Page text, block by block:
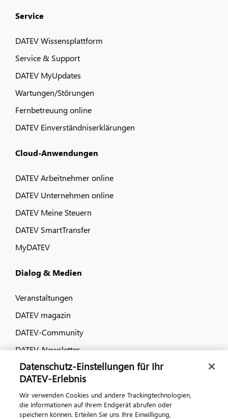
Service
DATEV Wissensplattform
Service & Support
DATEV MyUpdates
Wartungen/Störungen
Fernbetreuung online
DATEV Einverständniserklärungen
Cloud-Anwendungen
DATEV Arbeitnehmer online
DATEV Unternehmen online
DATEV Meine Steuern
DATEV SmartTransfer
MyDATEV
Dialog & Medien
Veranstaltungen
DATEV magazin
DATEV-Community
DATEV-Newsletter
Kontaktieren Sie uns
Datenschutz-Einstellungen für Ihr
DATEV-Erlebnis
Wir verwenden Cookies und andere Trackingtechnologien,
die Informationen auf Ihrem Endgerät abrufen oder
speichern können. Erteilen Sie uns Ihre Einwilligung,